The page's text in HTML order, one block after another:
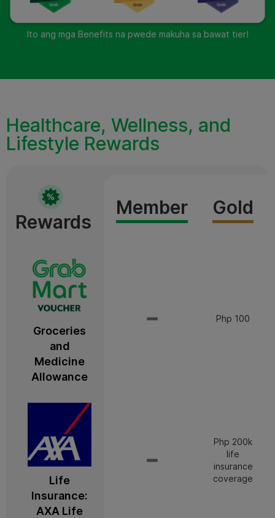
Ito ang mga Benefits na pwede makuha sa bawat tier!
Healthcare, Wellness, and
Lifestyle Rewards
Rewards
Member Gold
Groceries
and
Medicine
Allowance
Php 100
Life
Insurance:
AXA Life
Php 200k
life
insurance
coverage